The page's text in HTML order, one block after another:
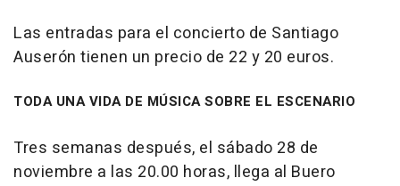
Las entradas para el concierto de Santiago
Auserón tienen un precio de 22 y 20 euros.
TODA UNA VIDA DE MÚSICA SOBRE EL ESCENARIO
Tres semanas después, el sábado 28 de
noviembre a las 20.00 horas, llega al Buero